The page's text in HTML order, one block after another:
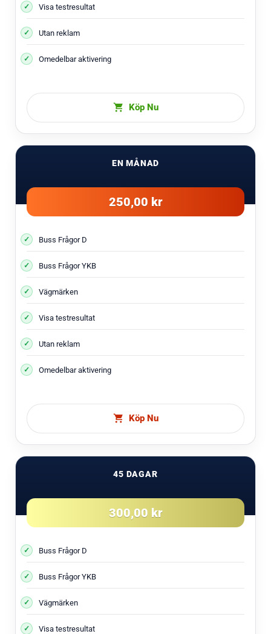
Visa testresultat
Utan reklam
Omedelbar aktivering
Köp Nu
EN MÅNAD
250,00 kr
Buss Frågor D
Buss Frågor YKB
Vägmärken
Visa testresultat
Utan reklam
Omedelbar aktivering
Köp Nu
45 DAGAR
300,00 kr
Buss Frågor D
Buss Frågor YKB
Vägmärken
Visa testresultat